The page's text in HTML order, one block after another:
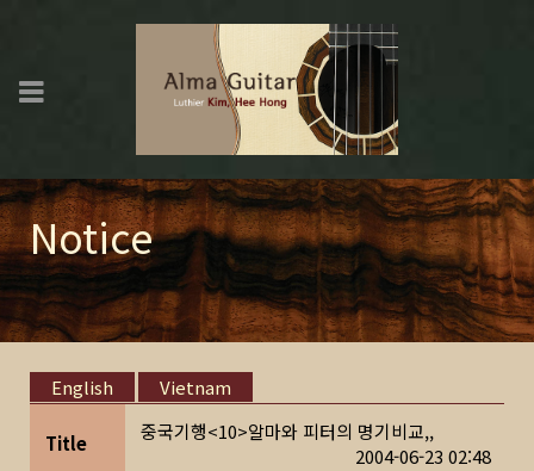
Notice
English Vietnam
Title
중국기행<10>알마와 피터의 명기비교,,
2004-06-23 02:48